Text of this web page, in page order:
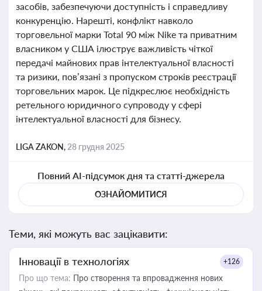
засобів, забезпечуючи доступність і справедливу
конкуренцію. Нарешті, конфлікт навколо
торговельної марки Total 90 між Nike та приватним
власником у США ілюструє важливість чіткої
передачі майнових прав інтелектуальної власності
та ризики, пов’язані з пропуском строків реєстрації
торговельних марок. Це підкреслює необхідність
ретельного юридичного супроводу у сфері
інтелектуальної власності для бізнесу.
LIGA ZAKON, 28 грудня 2025
Повний AI-підсумок дня та статті-джерела
ОЗНАЙОМИТИСЯ
Теми, які можуть вас зацікавити:
Інновації в технологіях +126
Про що тема: Про створення та впровадження нових